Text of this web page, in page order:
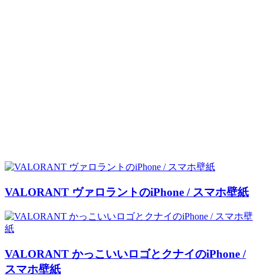
VALORANT ヴァロラントのiPhone / スマホ壁紙
VALORANT かっこいいロゴとクナイのiPhone /
スマホ壁紙